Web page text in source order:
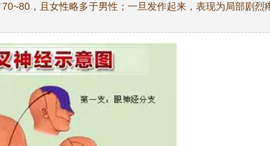
，且女性略多于男性；一旦发作起来，表现为局部剧烈